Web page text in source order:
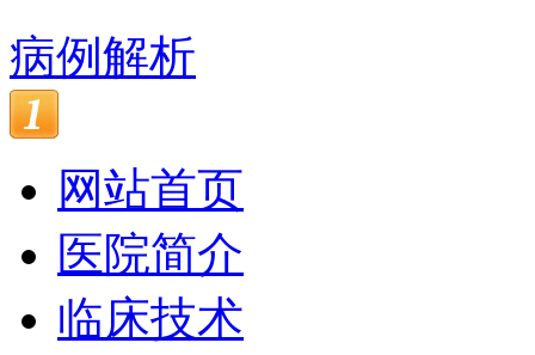
病例解析
网站首页
医院简介
临床技术